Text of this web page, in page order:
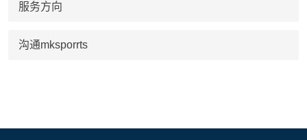
服务方向
沟通mksporrts